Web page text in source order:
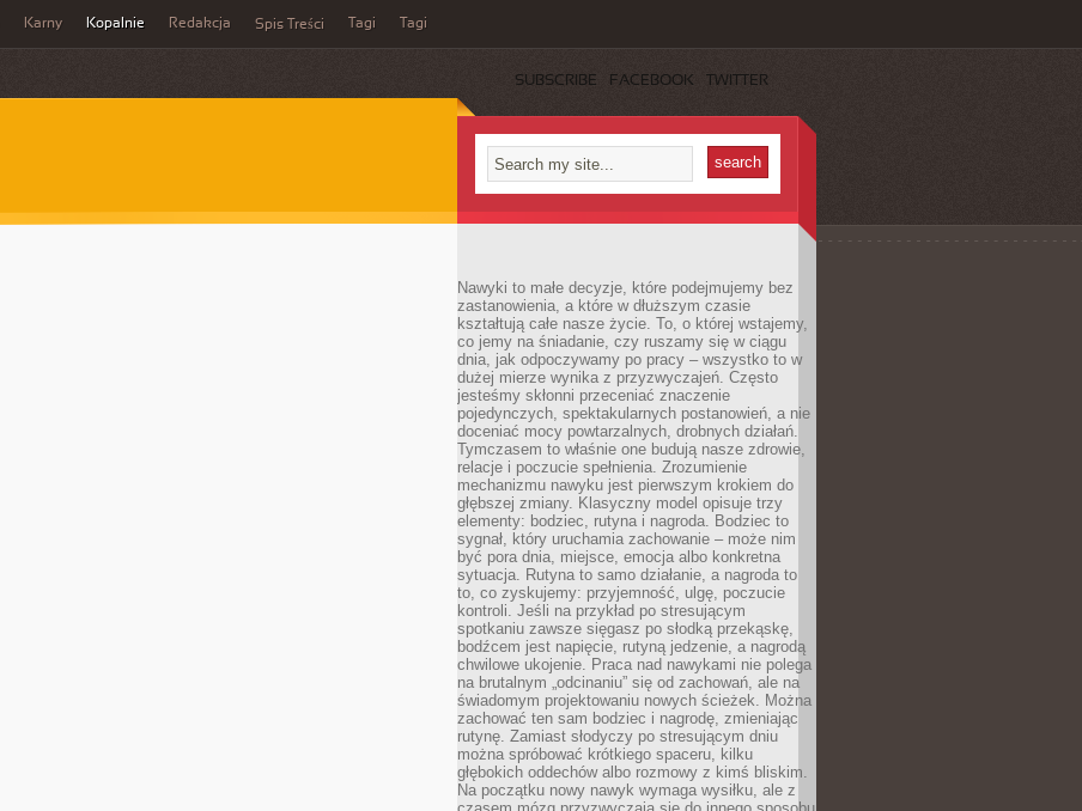
Karny Kopalnie Redakcja Spis Treści Tagi Tagi
SUBSCRIBE FACEBOOK TWITTER
Nawyki to małe decyzje, które podejmujemy bez
zastanowienia, a które w dłuższym czasie
kształtują całe nasze życie. To, o której wstajemy,
co jemy na śniadanie, czy ruszamy się w ciągu
dnia, jak odpoczywamy po pracy – wszystko to w
dużej mierze wynika z przyzwyczajeń. Często
jesteśmy skłonni przeceniać znaczenie
pojedynczych, spektakularnych postanowień, a nie
doceniać mocy powtarzalnych, drobnych działań.
Tymczasem to właśnie one budują nasze zdrowie,
relacje i poczucie spełnienia. Zrozumienie
mechanizmu nawyku jest pierwszym krokiem do
głębszej zmiany. Klasyczny model opisuje trzy
elementy: bodziec, rutyna i nagroda. Bodziec to
sygnał, który uruchamia zachowanie – może nim
być pora dnia, miejsce, emocja albo konkretna
sytuacja. Rutyna to samo działanie, a nagroda to
to, co zyskujemy: przyjemność, ulgę, poczucie
kontroli. Jeśli na przykład po stresującym
spotkaniu zawsze sięgasz po słodką przekąskę,
bodźcem jest napięcie, rutyną jedzenie, a nagrodą
chwilowe ukojenie. Praca nad nawykami nie polega
na brutalnym „odcinaniu” się od zachowań, ale na
świadomym projektowaniu nowych ścieżek. Można
zachować ten sam bodziec i nagrodę, zmieniając
rutynę. Zamiast słodyczy po stresującym dniu
można spróbować krótkiego spaceru, kilku
głębokich oddechów albo rozmowy z kimś bliskim.
Na początku nowy nawyk wymaga wysiłku, ale z